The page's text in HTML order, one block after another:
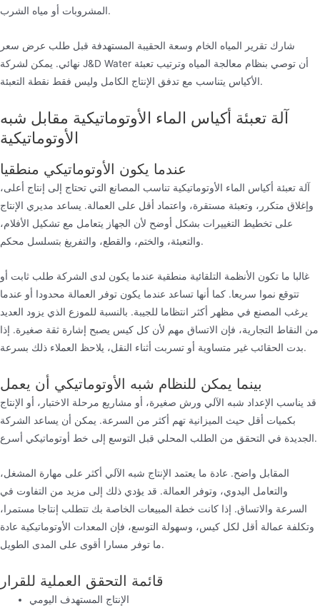
المشروبات أو مياه الشرب.
شارك تقرير المياه الخام وسعة الحقيبة المستهدفة قبل طلب عرض سعر
نهائي. يمكن لشركة J&D Water أن توصي بنظام معالجة المياه وترتيب تعبئة
الأكياس يتناسب مع تدفق الإنتاج الكامل وليس فقط نقطة التعبئة.
آلة تعبئة أكياس الماء الأوتوماتيكية مقابل شبه
الأوتوماتيكية
عندما يكون الأوتوماتيكي منطقيا
آلة تعبئة أكياس الماء الأوتوماتيكية تناسب المصانع التي تحتاج إلى إنتاج أعلى،
وإغلاق متكرر، وتعبئة مستقرة، واعتماد أقل على العمالة. يساعد مديري الإنتاج
على تخطيط التغييرات بشكل أوضح لأن الجهاز يتعامل مع تشكيل الأفلام،
والتعبئة، والختم، والقطع، والتفريغ بتسلسل محكم.
غالبا ما تكون الأنظمة التلقائية منطقية عندما يكون لدى الشركة طلب ثابت أو
تتوقع نموا سريعا. كما أنها تساعد عندما يكون توفر العمالة محدودا أو عندما
يرغب المصنع في مظهر أكثر انتظاما للجيبة. بالنسبة للموزع الذي يزود العديد
من النقاط التجارية، فإن الاتساق مهم لأن كل كيس يصبح إشارة ثقة صغيرة. إذا
بدت الحقائب غير متساوية أو تسربت أثناء النقل، يلاحظ العملاء ذلك بسرعة.
بينما يمكن للنظام شبه الأوتوماتيكي أن يعمل
قد يناسب الإعداد شبه الآلي ورش صغيرة، أو مشاريع مرحلة الاختبار، أو الإنتاج
بكميات أقل حيث الميزانية تهم أكثر من السرعة. يمكن أن يساعد الشركة
الجديدة في التحقق من الطلب المحلي قبل التوسع إلى خط أوتوماتيكي أسرع.
المقابل واضح. عادة ما يعتمد الإنتاج شبه الآلي أكثر على مهارة المشغل،
والتعامل اليدوي، وتوفر العمالة. قد يؤدي ذلك إلى مزيد من التفاوت في
السرعة والاتساق. إذا كانت خطة المبيعات الخاصة بك تتطلب إنتاجا مستمرا،
وتكلفة عمالة أقل لكل كيس، وسهولة التوسع، فإن المعدات الأوتوماتيكية عادة
ما توفر مسارا أقوى على المدى الطويل.
قائمة التحقق العملية للقرار
الإنتاج المستهدف اليومي